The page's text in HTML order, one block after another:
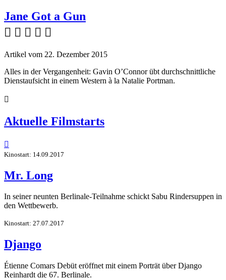
Jane Got a Gun
    
Artikel vom 22. Dezember 2015
Alles in der Vergangenheit: Gavin O’Connor übt durchschnittliche
Dienstaufsicht in einem Western à la Natalie Portman.

Aktuelle Filmstarts

Kinostart: 14.09.2017
Mr. Long
In seiner neunten Berlinale-Teilnahme schickt Sabu Rindersuppen in
den Wettbewerb.
Kinostart: 27.07.2017
Django
Étienne Comars Debüt eröffnet mit einem Porträt über Django
Reinhardt die 67. Berlinale.